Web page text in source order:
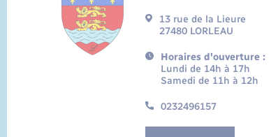
13 rue de la Lieure
27480 LORLEAU
Horaires d'ouverture :
Lundi de 14h à 17h
Samedi de 11h à 12h
0232496157